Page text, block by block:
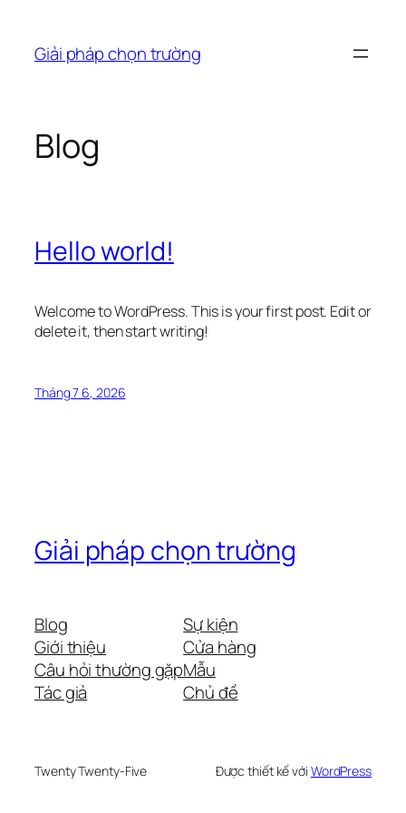
phầnGiải pháp chọn trường
Blog
Hello world!
Welcome to WordPress. This is your first post. Edit or
delete it, then start writing!
Tháng 7 6, 2026
Giải pháp chọn trường
Blog
Giới thiệu
Câu hỏi thường gặp
Tác giả
Sự kiện
Cửa hàng
Mẫu
Chủ đề
Twenty Twenty-Five Được thiết kế với WordPress